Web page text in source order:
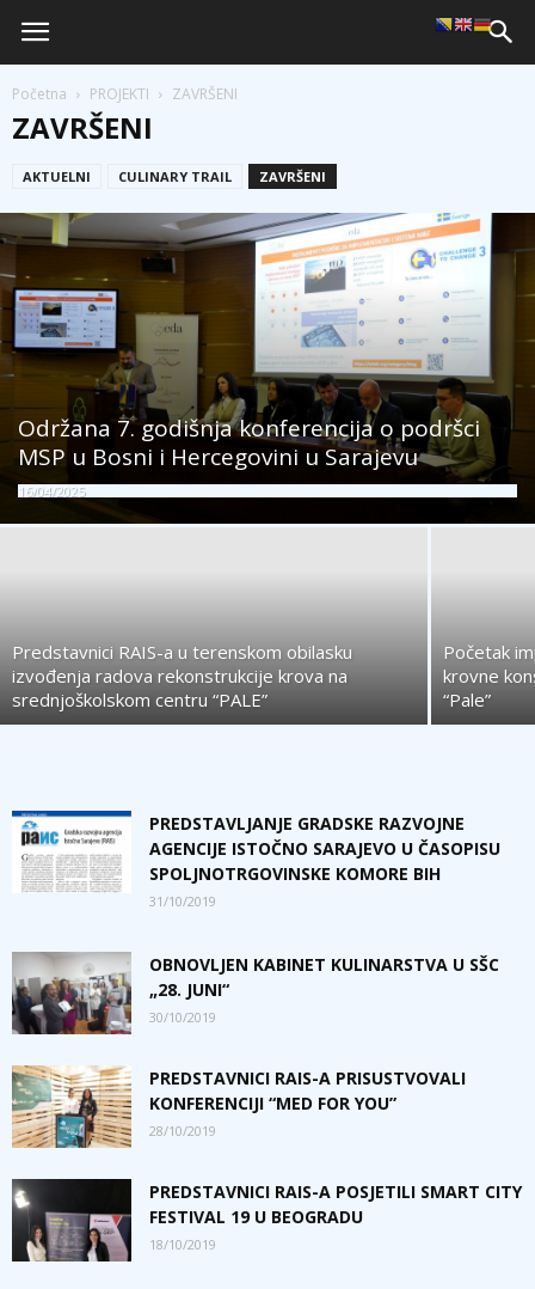
Početna PROJEKTI ZAVRŠENI
ZAVRŠENI
AKTUELNI CULINARY TRAIL ZAVRŠENI
Održana 7. godišnja konferencija o podršci
MSP u Bosni i Hercegovini u Sarajevu
16/04/2025
Predstavnici RAIS-a u terenskom obilasku
izvođenja radova rekonstrukcije krova na
srednjoškolskom centru “PALE”
Početak
krovne
“Pale”
PREDSTAVLJANJE GRADSKE RAZVOJNE
AGENCIJE ISTOČNO SARAJEVO U ČASOPISU
SPOLJNOTRGOVINSKE KOMORE BIH
31/10/2019
OBNOVLJEN KABINET KULINARSTVA U SŠC
„28. JUNI“
30/10/2019
PREDSTAVNICI RAIS-A PRISUSTVOVALI
KONFERENCIJI “MED FOR YOU”
28/10/2019
PREDSTAVNICI RAIS-A POSJETILI SMART CITY
FESTIVAL 19 U BEOGRADU
18/10/2019